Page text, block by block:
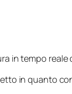
in tempo reale
in quanto